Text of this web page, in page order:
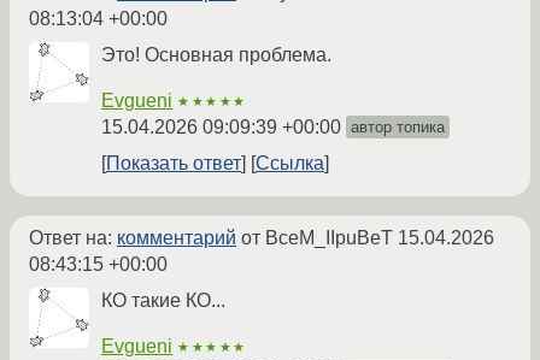
08:13:04 +00:00
Это! Основная проблема.
Evgueni ★★★★★
15.04.2026 09:09:39 +00:00 автор топика
Показать ответ Ссылка
Ответ на: комментарий от BceM_IIpuBeT 15.04.2026
08:43:15 +00:00
КО такие КО...
Evgueni ★★★★★